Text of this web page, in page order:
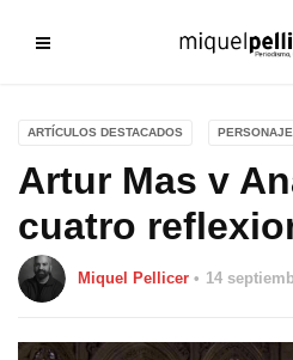
ARTÍCULOS DESTACADOS
Artur Mas v
cuatro
Miquel Pellicer 14